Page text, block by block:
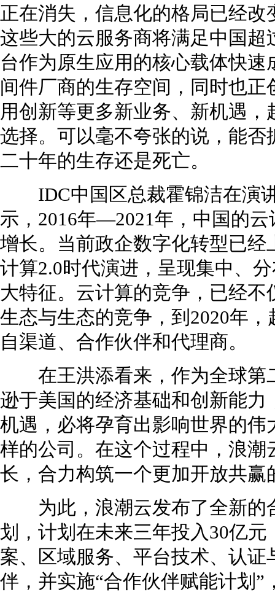
正在消失，信息化的格局已经
这些大的云服务商将满足中国超
台作为原生应用的核心载体快
间件厂商的生存空间，同时也
用创新等更多新业务、新机遇
选择。可以毫不夸张的说，能
二十年的生存还是死亡。
IDC中国区总裁霍锦洁在演
示，2016年—2021年，中国的
增长。当前政企数字化转型已
计算2.0时代演进，呈现集中、
大特征。云计算的竞争，已经
生态与生态的竞争，到2020年
自渠道、合作伙伴和代理商。
在王洪添看来，作为全球第
逊于美国的经济基础和创新能
机遇，必将孕育出影响世界的
样的公司。在这个过程中，浪
长，合力构筑一个更加开放共赢
为此，浪潮云发布了全新的
划，计划在未来三年投入30亿
案、区域服务、平台技术、认证
伴，并实施“合作伙伴赋能计划